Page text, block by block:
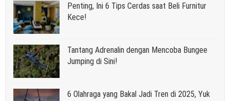
Penting, Ini 6 Tips Cerdas saat Beli Furnitur
Kece!
Tantang Adrenalin dengan Mencoba Bungee
Jumping di Sini!
6 Olahraga yang Bakal Jadi Tren di 2025, Yuk